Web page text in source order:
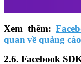
Xem thêm:
quan về quảng
2.6. Facebook